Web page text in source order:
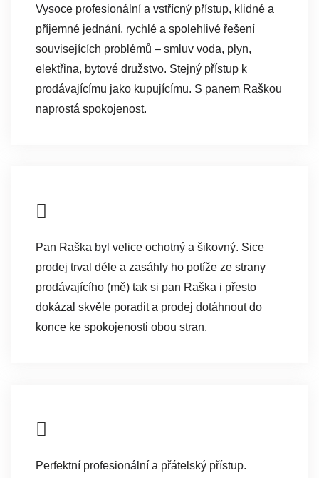
Vysoce profesionální a vstřícný přístup, klidné a
příjemné jednání, rychlé a spolehlivé řešení
souvisejících problémů – smluv voda, plyn,
elektřina, bytové družstvo. Stejný přístup k
prodávajícímu jako kupujícímu. S panem Raškou
naprostá spokojenost.
Pan Raška byl velice ochotný a šikovný. Sice
prodej trval déle a zasáhly ho potíže ze strany
prodávajícího (mě) tak si pan Raška i přesto
dokázal skvěle poradit a prodej dotáhnout do
konce ke spokojenosti obou stran.
Perfektní profesionální a přátelský přístup.